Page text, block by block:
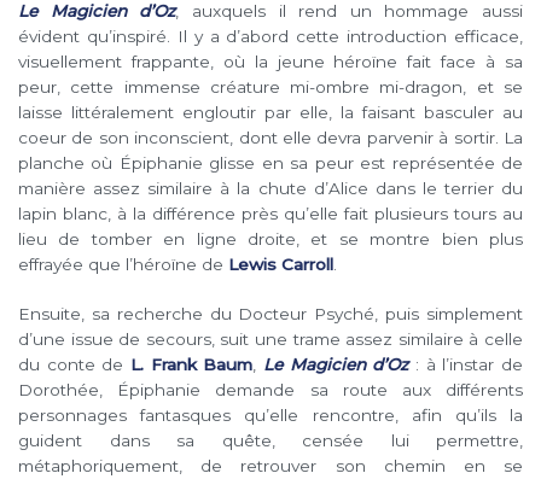
Le Magicien d’Oz, auxquels il rend un hommage aussi
évident qu’inspiré. Il y a d’abord cette introduction efficace,
visuellement frappante, où la jeune héroïne fait face à sa
peur, cette immense créature mi-ombre mi-dragon, et se
laisse littéralement engloutir par elle, la faisant basculer au
coeur de son inconscient, dont elle devra parvenir à sortir. La
planche où Épiphanie glisse en sa peur est représentée de
manière assez similaire à la chute d’Alice dans le terrier du
lapin blanc, à la différence près qu’elle fait plusieurs tours au
lieu de tomber en ligne droite, et se montre bien plus
effrayée que l’héroïne de Lewis Carroll.
Ensuite, sa recherche du Docteur Psyché, puis simplement
d’une issue de secours, suit une trame assez similaire à celle
du conte de L. Frank Baum Le Magicien d’Oz: à l’instar de
Dorothée, Épiphanie demande sa route aux différents
personnages fantasques qu’elle rencontre, afin qu’ils la
guident dans sa quête, censée lui permettre,
métaphoriquement, de retrouver son chemin en se